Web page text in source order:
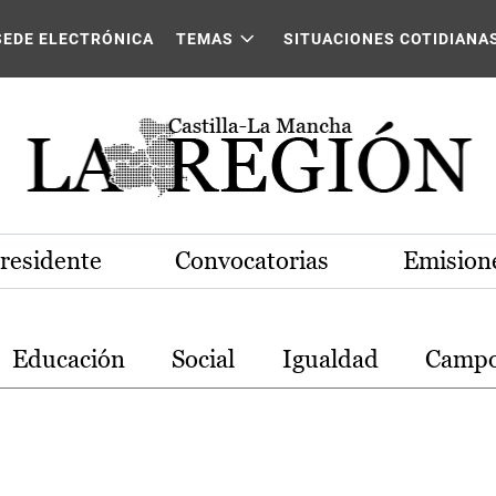
La Mancha
ELECTRÓNICA TEMAS SITUACIONES
Convocatorias
Educación Social Igualdad